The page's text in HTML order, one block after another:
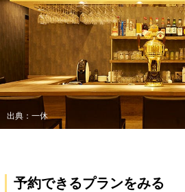
出典：一休
予約できるプランをみる